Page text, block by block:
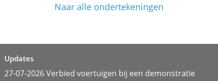
Naar alle ondertekeningen
Updates
27-07-2026 Verbied voertuigen bij een demonstratie